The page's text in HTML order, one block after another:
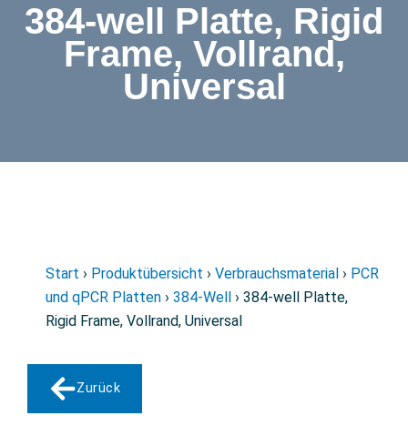
384-well Platte, Rigid
Frame, Vollrand,
Universal
Start › Produktübersicht › Verbrauchsmaterial › PCR
und qPCR Platten › 384-Well › 384-well Platte,
Rigid Frame, Vollrand, Universal
Zurück